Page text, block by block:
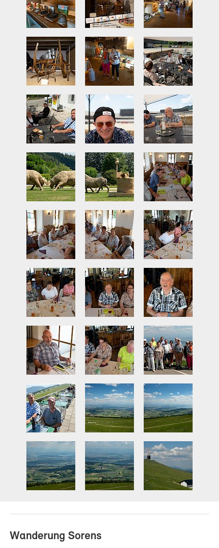
Wanderung Sorens